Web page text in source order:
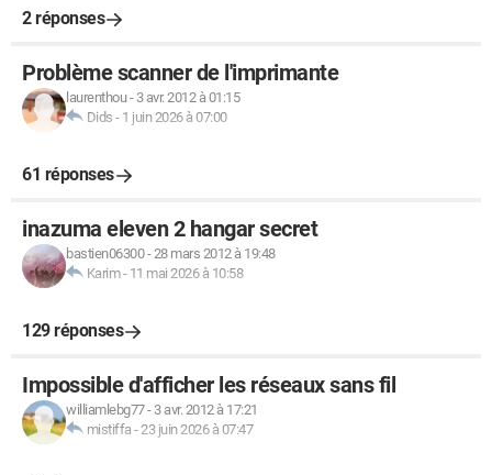
2 réponses
Problème scanner de l'imprimante
laurenthou- 3 avr. 2012 à 01:15
Dids - 1 juin 2026 à 07:00
61 réponses
inazuma eleven 2 hangar secret
bastien06300-28 mars 2012 à 19:48
Karim- 11 mai 2026 à 10:58
129 réponses
Impossible d'afficher les réseaux sans fil
williamlebg77- 3 avr. 2012 à 17:21
mistiffa -23 juin 2026 à 07:47